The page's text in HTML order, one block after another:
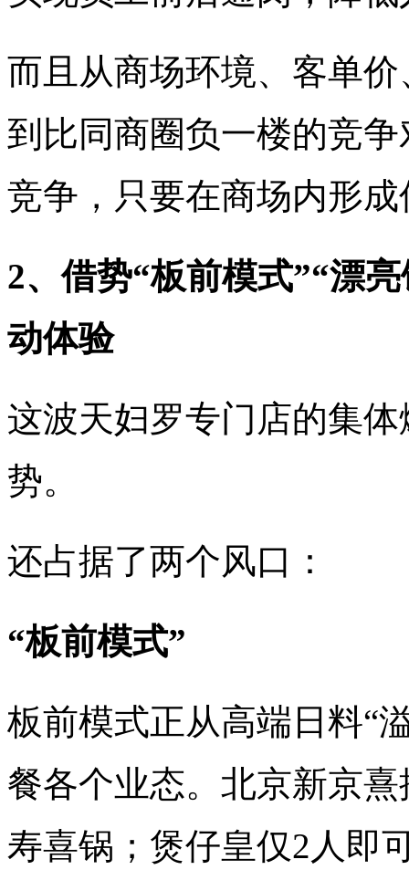
而且从商场环境、客单
到比同商圈负一楼的竞
竞争，只要在商场内形
2、借势“板前模式”“漂
动体验
这波天妇罗专门店的集
势。
还占据了两个风口：
“板前模式”
板前模式正从高端日料“
餐各个业态。北京新京
寿喜锅；煲仔皇仅2人即